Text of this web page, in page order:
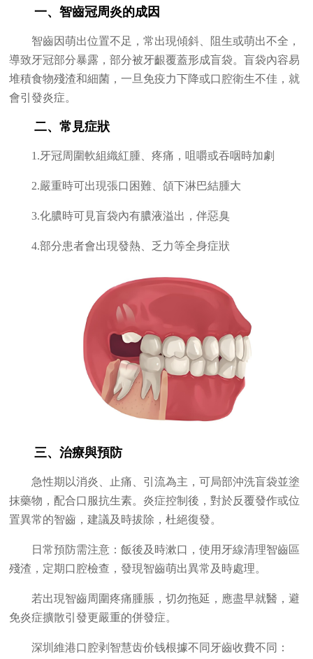
一、智齒冠周炎的成因
智齒因萌出位置不足，常出現傾斜、阻生或萌出不全，
導致牙冠部分暴露，部分被牙齦覆蓋形成盲袋。盲袋內容易
堆積食物殘渣和細菌，一旦免疫力下降或口腔衛生不佳，就
會引發炎症。
二、常見症狀
1.牙冠周圍軟組織紅腫、疼痛，咀嚼或吞咽時加劇
2.嚴重時可出現張口困難、頜下淋巴結腫大
3.化膿時可見盲袋內有膿液溢出，伴惡臭
4.部分患者會出現發熱、乏力等全身症狀
三、治療與預防
急性期以消炎、止痛、引流為主，可局部沖洗盲袋並塗
抹藥物，配合口服抗生素。炎症控制後，對於反覆發作或位
置異常的智齒，建議及時拔除，杜絕復發。
日常預防需注意：飯後及時漱口，使用牙線清理智齒區
殘渣，定期口腔檢查，發現智齒萌出異常及時處理。
若出現智齒周圍疼痛腫脹，切勿拖延，應盡早就醫，避
免炎症擴散引發更嚴重的併發症。
深圳維港口腔剥智慧齿价钱根據不同牙齒收費不同：